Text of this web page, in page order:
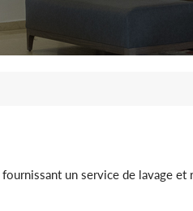
un service de lavage